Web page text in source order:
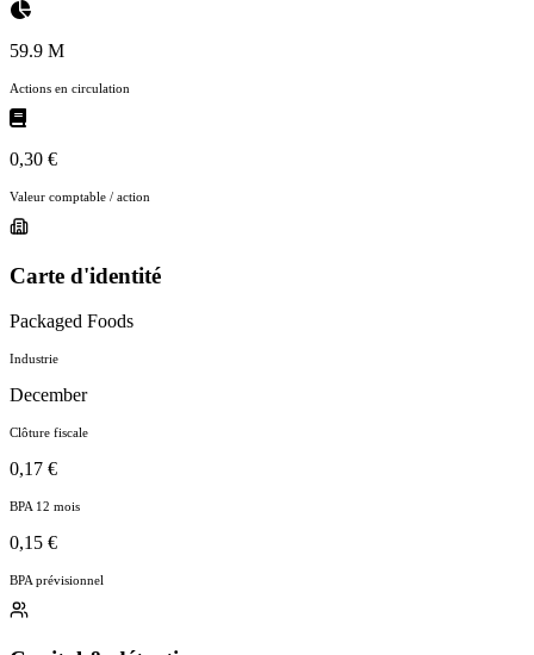
59.9 M
Actions en circulation
0,30 €
Valeur comptable / action
Carte d'identité
Packaged Foods
Industrie
December
Clôture fiscale
0,17 €
BPA 12 mois
0,15 €
BPA prévisionnel